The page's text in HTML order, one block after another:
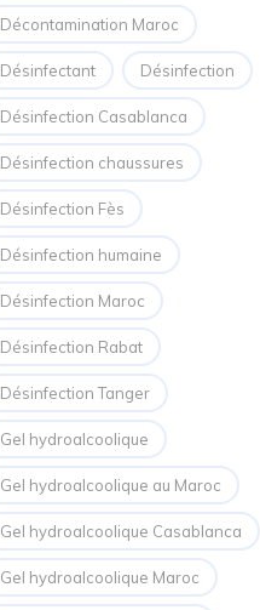
Décontamination Maroc
Désinfectant Désinfection
Désinfection Casablanca
Désinfection chaussures
Désinfection Fès
Désinfection humaine
Désinfection Maroc
Désinfection Rabat
Désinfection Tanger
Gel hydroalcoolique
Gel hydroalcoolique au Maroc
Gel hydroalcoolique Casablanca
Gel hydroalcoolique Maroc